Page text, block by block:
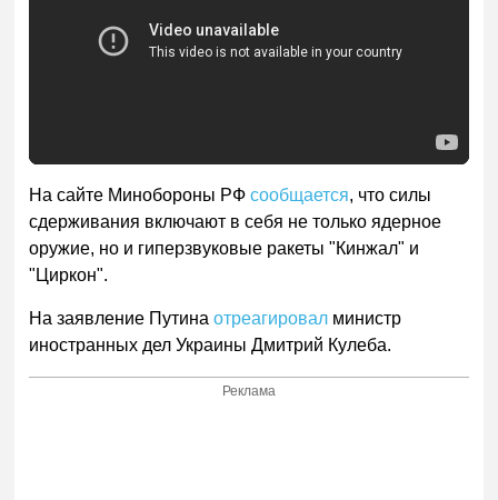
На сайте Минобороны РФсообщается, что силы
сдерживания включают в себя не только ядерное
оружие, но и гиперзвуковые ракеты "Кинжал" и
"Циркон".
На заявление Путинаотреагировал министр
иностранных дел Украины Дмитрий Кулеба.
Реклама